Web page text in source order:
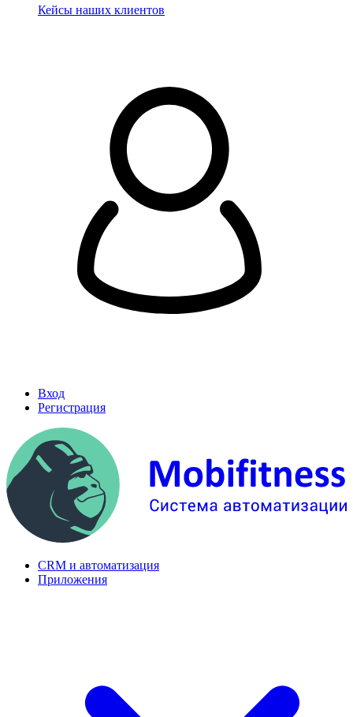
Кейсы наших клиентов
Вход
Регистрация
CRM и автоматизация
Приложения